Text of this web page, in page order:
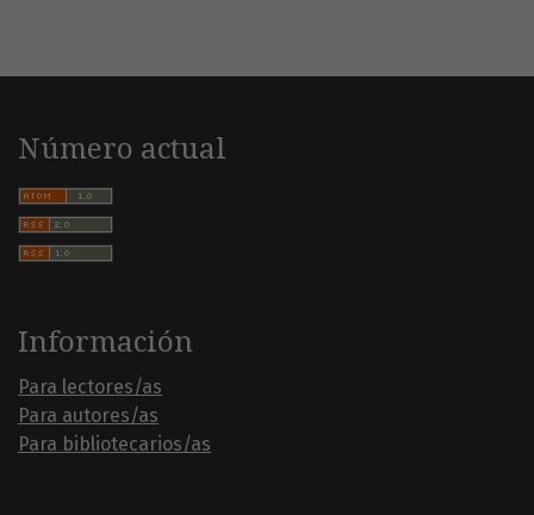
Número actual
Información
Para lectores/as
Para autores/as
Para bibliotecarios/as